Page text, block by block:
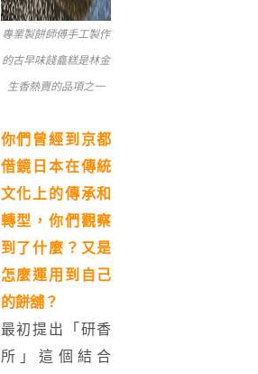
專業製餅師傅手工製作
的古早味餞龕糕是林金
生香熱賣的品項之一
你們曾經到京都
借鏡日本在傳統
文化上的傳承和
轉型，你們觀察
到了什麼？又是
怎麼運用到自己
的餅舖？
最初提出「研香
所」這個結合